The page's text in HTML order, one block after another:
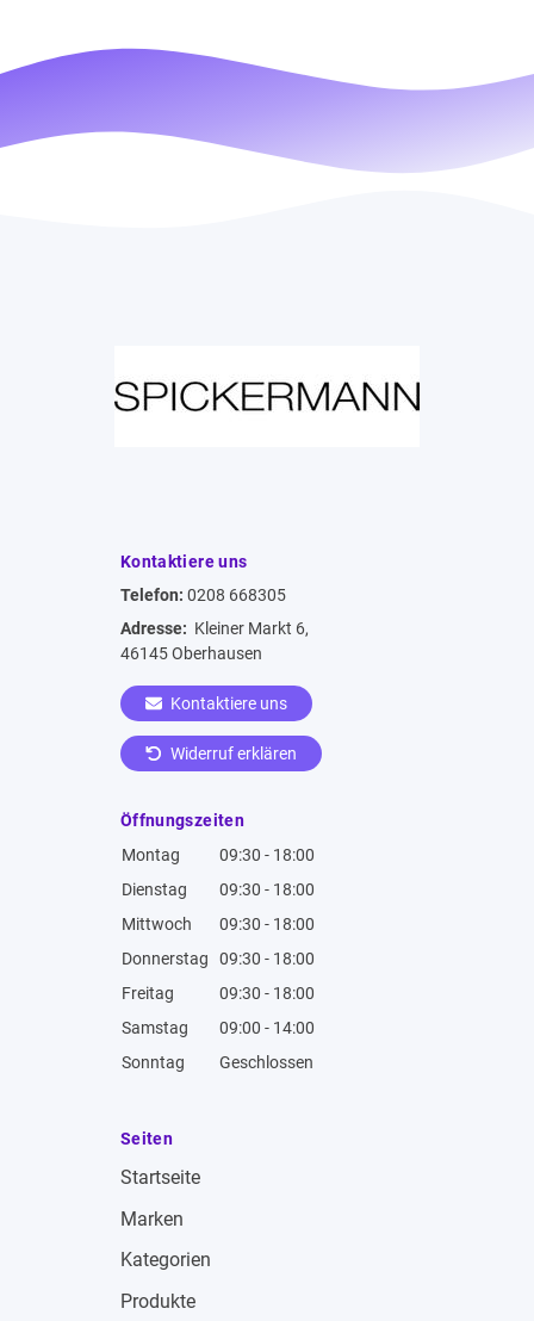
Kontaktiere uns
Telefon: 0208 668305
Adresse: Kleiner Markt 6,
46145 Oberhausen
Kontaktiere uns
Widerruf erklären
Öffnungszeiten
Montag
09:30 - 18:00
Dienstag
09:30 - 18:00
Mittwoch
09:30 - 18:00
Donnerstag
09:30 - 18:00
Freitag
09:30 - 18:00
Samstag
09:00 - 14:00
Sonntag
Geschlossen
Seiten
Startseite
Marken
Kategorien
Produkte